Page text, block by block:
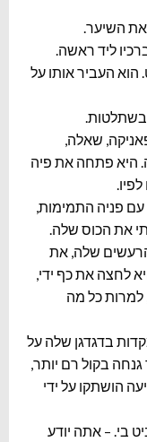
את השיער.
ליד ראשה.
הוא העביר אותו על
שאלה,
היא פתחה את פיה
עם פניה התמימות,
את הכוס שלה.
שלה, את
לחצה את כף ידי,
למרות כל מה
בדגדגן שלה על
בקול רם יותר,
הושתקו על ידי
בי. – אתה יודע